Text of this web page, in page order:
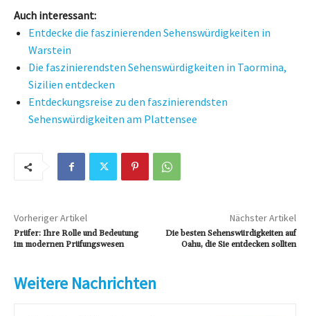
Auch interessant:
Entdecke die faszinierenden Sehenswürdigkeiten in
Warstein
Die faszinierendsten Sehenswürdigkeiten in Taormina,
Sizilien entdecken
Entdeckungsreise zu den faszinierendsten
Sehenswürdigkeiten am Plattensee
Vorheriger Artikel
Prüfer: Ihre Rolle und Bedeutung
im modernen Prüfungswesen
Nächster Artikel
Die besten Sehenswürdigkeiten auf
Oahu, die Sie entdecken sollten
Weitere Nachrichten